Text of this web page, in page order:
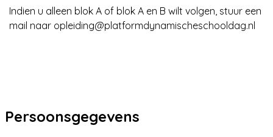
Indien u alleen blok A of blok A en B wilt volgen, stuur een
mail naar opleiding@platformdynamischeschooldag.nl
Persoonsgegevens